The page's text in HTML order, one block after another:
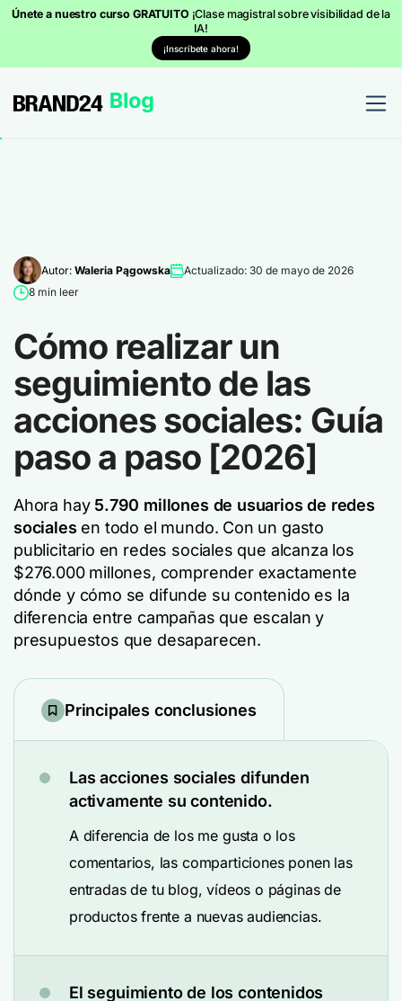
Únete a nuestro curso GRATUITO ¡Clase magistral sobre visibilidad de la
IA!
¡Inscríbete ahora!
Autor: Waleria Pągowska
Actualizado: 30 de mayo de 2026
8 min leer
Cómo realizar un
seguimiento de las
acciones sociales: Guía
paso a paso [2026]
Ahora hay 5.790 millones de usuarios de redes
sociales en todo el mundo. Con un gasto
publicitario en redes sociales que alcanza los
$276.000 millones, comprender exactamente
dónde y cómo se difunde su contenido es la
diferencia entre campañas que escalan y
presupuestos que desaparecen.
Principales conclusiones
Las acciones sociales difunden
activamente su contenido.
A diferencia de los me gusta o los
comentarios, las comparticiones ponen las
entradas de tu blog, vídeos o páginas de
productos frente a nuevas audiencias.
El seguimiento de los contenidos